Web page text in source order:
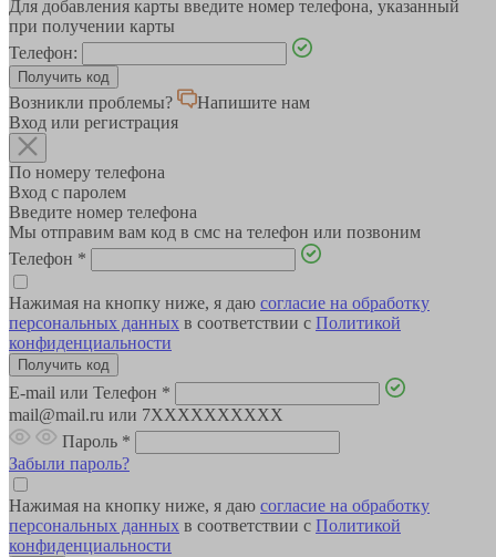
Для добавления карты введите номер телефона, указанный
при получении карты
Телефон:
Возникли проблемы?
Напишите нам
Вход или регистрация
По номеру телефона
Вход с паролем
Введите номер телефона
Мы отправим вам код в смс на телефон или позвоним
Телефон *
Нажимая на кнопку ниже, я даю согласие на обработку
персональных данных в соответствии с Политикой
конфиденциальности
E-mail или Телефон *
mail@mail.ru или 7XXXXXXXXXX
Пароль *
Забыли пароль?
Нажимая на кнопку ниже, я даю согласие на обработку
персональных данных в соответствии с Политикой
конфиденциальности